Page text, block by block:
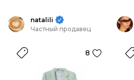
natalili
Частный продавец
8